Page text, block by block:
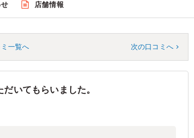
店舗情報
一覧へ 次の口コミへ
いてもらいました。